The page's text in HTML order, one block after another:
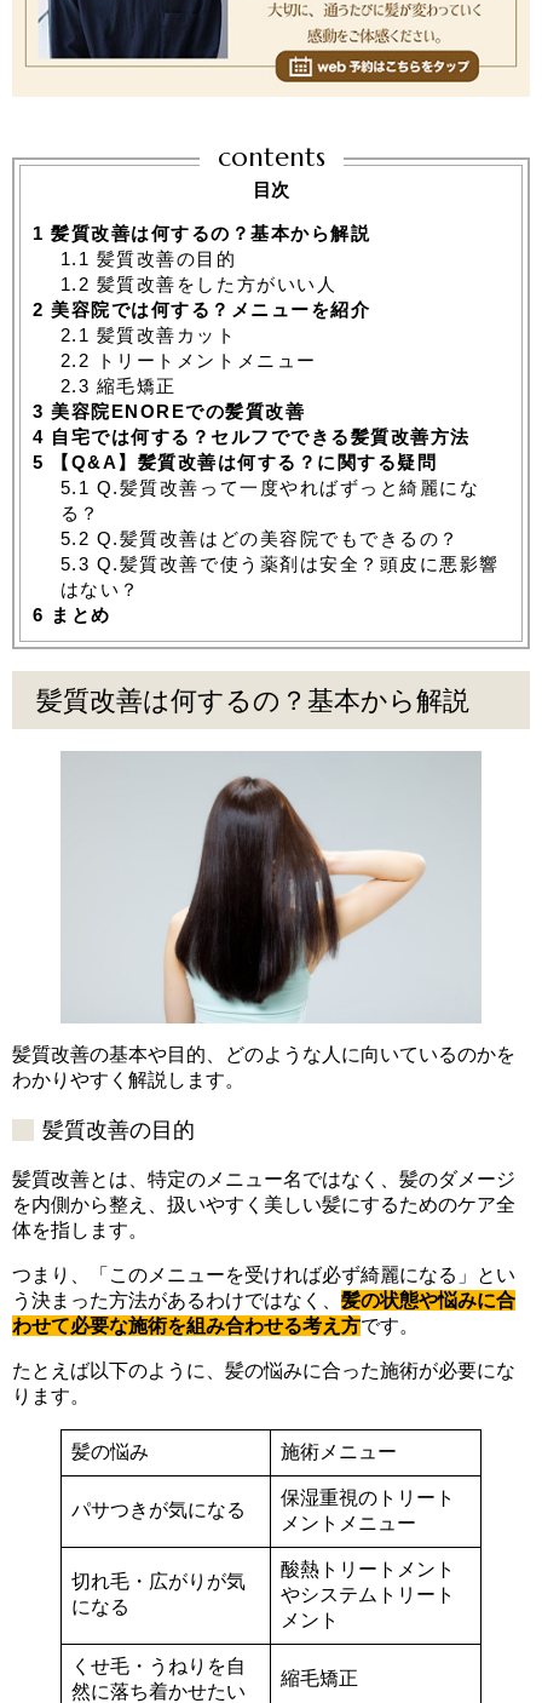
contents
目次
1 髪質改善は何するの？基本から解説
1.1 髪質改善の目的
1.2 髪質改善をした方がいい人
2 美容院では何する？メニューを紹介
2.1 髪質改善カット
2.2 トリートメントメニュー
2.3 縮毛矯正
3 美容院ENOREでの髪質改善
4 自宅では何する？セルフでできる髪質改善方法
5 【Q&A】髪質改善は何する？に関する疑問
5.1 Q.髪質改善って一度やればずっと綺麗にな
る？
5.2 Q.髪質改善はどの美容院でもできるの？
5.3 Q.髪質改善で使う薬剤は安全？頭皮に悪影響
はない？
6 まとめ
髪質改善は何するの？基本から解説
髪質改善の基本や目的、どのような人に向いているのかを
わかりやすく解説します。
髪質改善の目的
髪質改善とは、特定のメニュー名ではなく、髪のダメージ
を内側から整え、扱いやすく美しい髪にするためのケア全
体を指します。
つまり、「このメニューを受ければ必ず綺麗になる」とい
う決まった方法があるわけではなく、 髪の状態や悩みに合
わせて必要な施術を組み合わせる考え方です。
たとえば以下のように、髪の悩みに合った施術が必要にな
ります。
髪の悩み 施術メニュー
パサつきが気になる
保湿重視のトリート
メントメニュー
切れ毛・広がりが気
になる
酸熱トリートメント
やシステムトリート
メント
くせ毛・うねりを自
然に落ち着かせたい
縮毛矯正